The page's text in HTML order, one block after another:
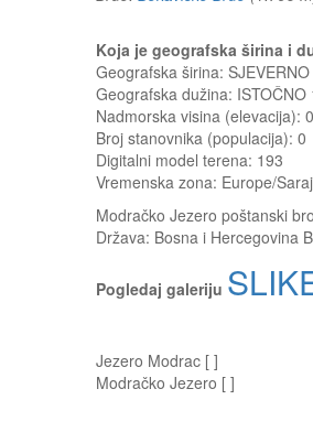
Koja je geografska širina i
Geografska širina:
Geografska dužina:
Nadmorska visina (elevacija):
Broj stanovnika (populacija): 0
Digitalni model terena: 193
Vremenska zona: Europe/
Modračko Jezero poštanski
Država: Bosna i Hercegovina
Pogledaj galeriju
Jezero Modrac [ ]
Modračko Jezero [ ]